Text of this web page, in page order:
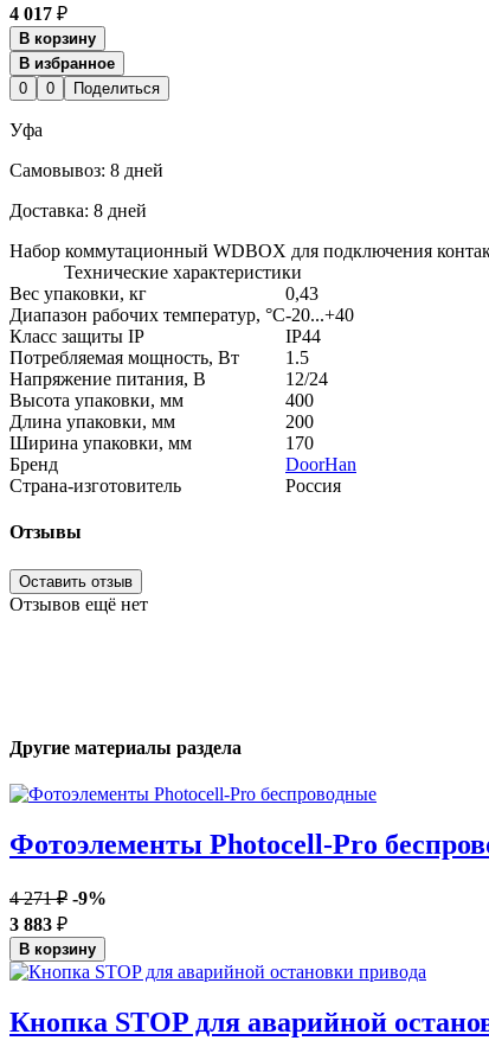
4 017 ₽
В корзину
В избранное
0
0 Поделиться
Уфа
Cамовывоз: 8 дней
Доставка: 8 дней
Набор коммутационный WDBOX для подключения
Технические характеристики
Вес упаковки, кг
0,43
Диапазон рабочих температур, °С-20...+40
Класс защиты IP
IP44
Потребляемая мощность, Вт
1.5
Напряжение питания, В
12/24
Высота упаковки, мм
400
Длина упаковки, мм
200
Ширина упаковки, мм
170
Бренд
DoorHan
Страна-изготовитель
Россия
Отзывы
Оставить отзыв
Отзывов ещё нет
Другие материалы раздела
Фотоэлементы Photocell-Pro
4 271 ₽ -9%
3 883 ₽
В корзину
Кнопка STOP для аварийной